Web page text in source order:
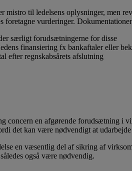
mistro til ledelsens oplysninger, men
foretagne vurderinger.
særligt forudsætningerne for disse
finansiering fx bankaftaler eller
efter regnskabsårets afslutning
concern en afgørende forudsætning i
det kan være nødvendigt at
en væsentlig del af sikring af
også være nødvendig.